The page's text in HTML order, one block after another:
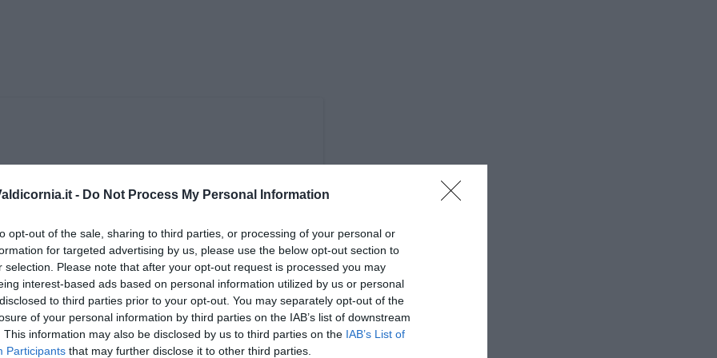
- Do Not Process My Personal Information
opt-out of the sale, sharing to third parties, or processing of your personal or
for targeted advertising by us, please use the below opt-out section to
selection. Please note that after your opt-out request is processed you may
interest-based ads based on personal information utilized by us or personal
to third parties prior to your opt-out. You may separately opt-out of the
of your personal information by third parties on the IAB’s list of downstream
This information may also be disclosed by us to third parties on the IAB’s List of
Participants that may further disclose it to other third parties.